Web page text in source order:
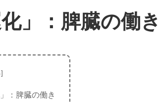
」：脾臓の働き
：脾臓の働き